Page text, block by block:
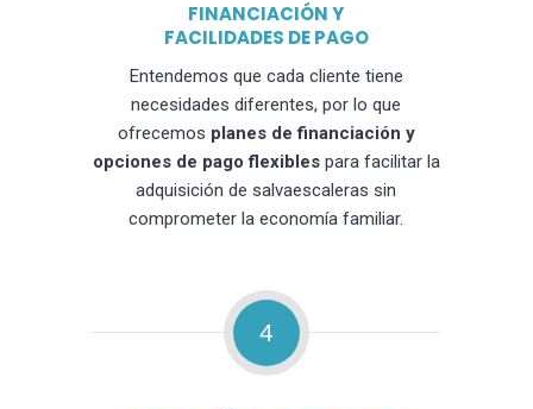
FINANCIACIÓN Y
FACILIDADES DE PAGO
Entendemos que cada cliente tiene
necesidades diferentes, por lo que
ofrecemos planes de financiación y
opciones de pago flexiblespara facilitar la
adquisición de salvaescaleras sin
comprometer la economía familiar.
4